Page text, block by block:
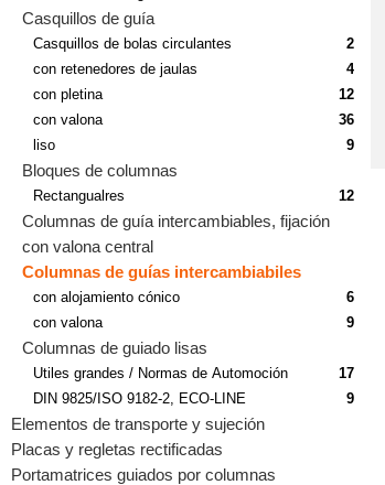
Casquillos de guía
Casquillos de bolas circulantes
2
con retenedores de jaulas
4
con pletina
12
con valona
36
liso
9
Bloques de columnas
Rectangualres 12
Columnas de guía intercambiables, fijación
con valona central
Columnas de guías intercambiabiles
con alojamiento cónico
6
con valona
9
Columnas de guiado lisas
Utiles grandes / Normas de Automoción
17
DIN 9825/ISO 9182-2, ECO-LINE
9
Elementos de transporte y sujeción
Placas y regletas rectificadas
Portamatrices guiados por columnas